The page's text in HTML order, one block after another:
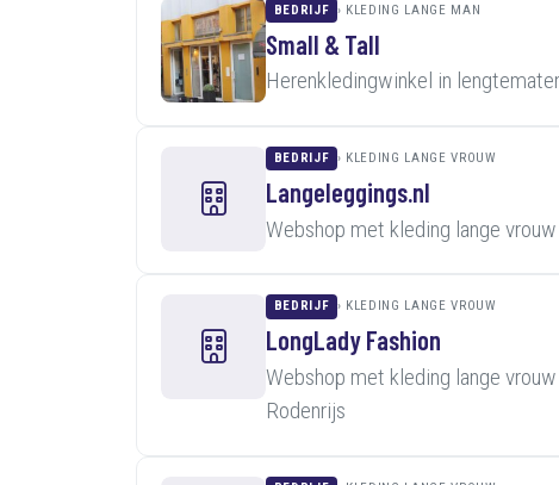
BEDRIJF KLEDING LANGE MAN
Small & Tall
Herenkledingwinkel in
BEDRIJF KLEDING LANGE VROUW
Langeleggings.nl
Webshop met kleding lange
BEDRIJF KLEDING LANGE VROUW
LongLady Fashion
Webshop met kleding lange
Rodenrijs